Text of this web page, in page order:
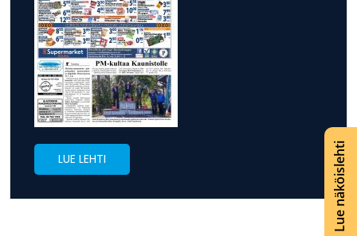
Lue näköislehti
LUE LEHTI